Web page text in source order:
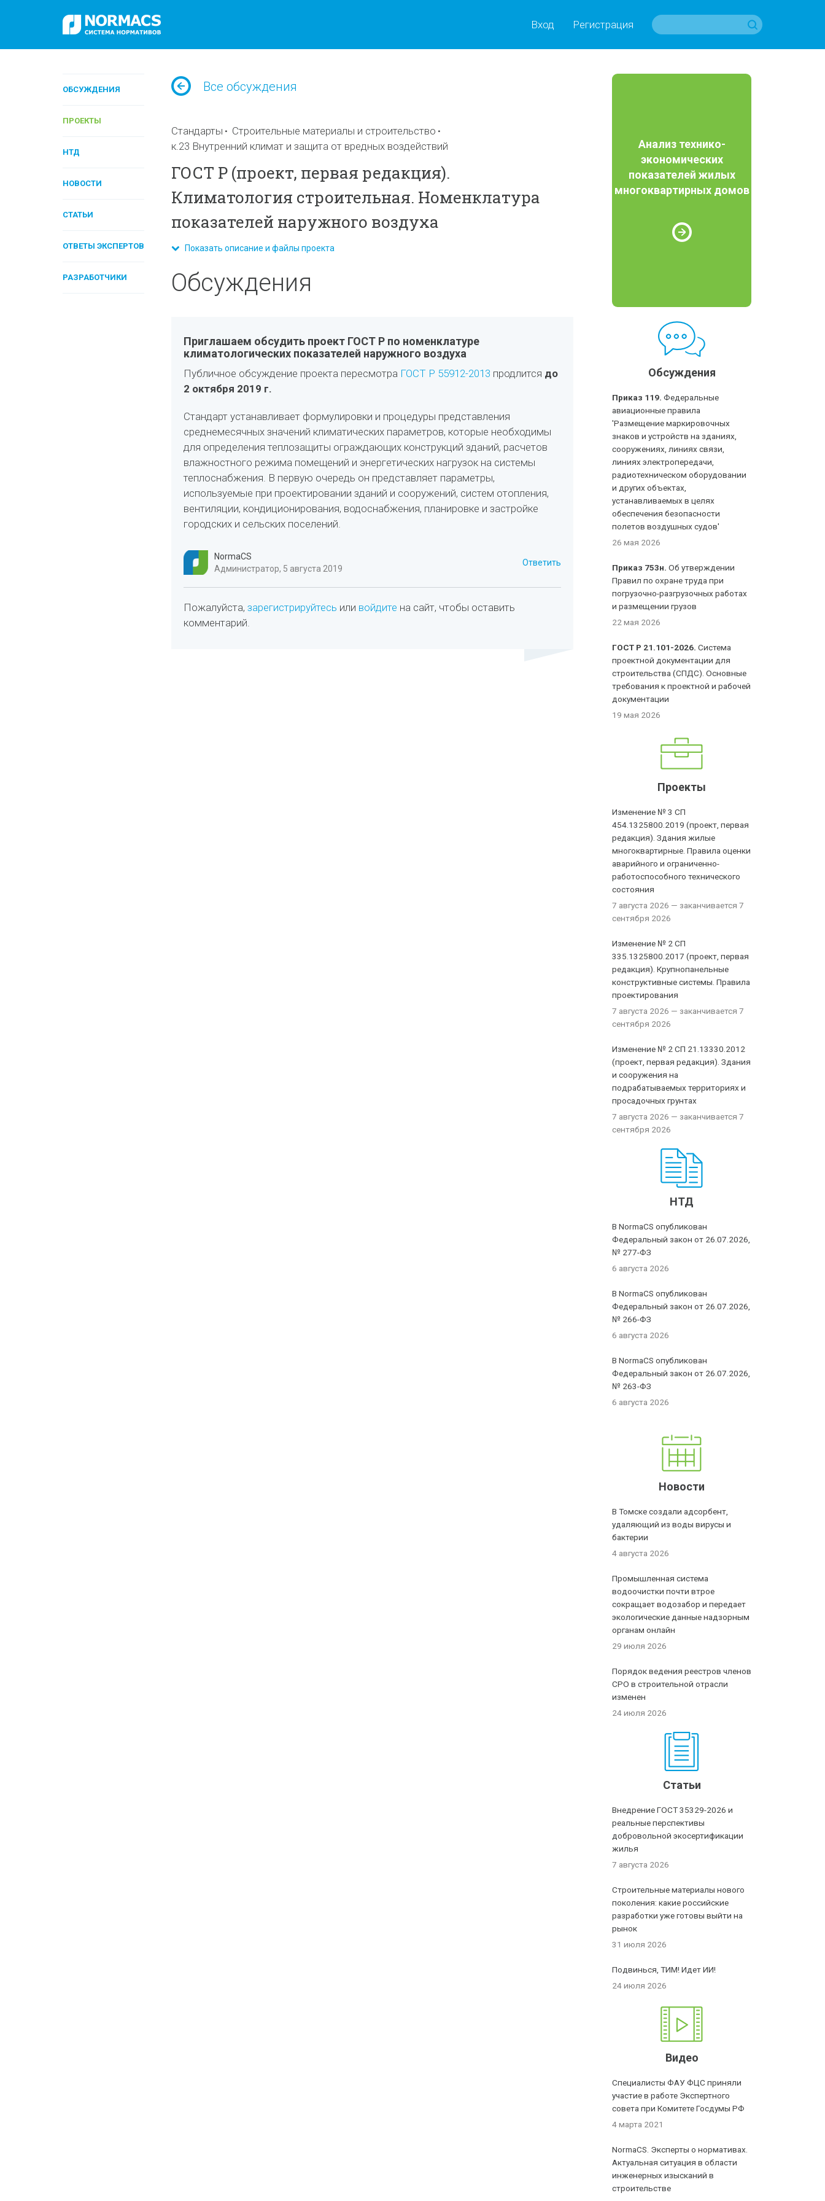
Вход Регистрация
ОБСУЖДЕНИЯ
ПРОЕКТЫ
НТД
НОВОСТИ
СТАТЬИ
ОТВЕТЫ ЭКСПЕРТОВ
РАЗРАБОТЧИКИ
Все обсуждения
Стандарты
Строительные материалы и строительство
к.23 Внутренний климат и защита от вредных воздействий
ГОСТ Р (проект, первая редакция).
Климатология строительная. Номенклатура
показателей наружного воздуха
Показать описание и файлы проекта
Обсуждения
Приглашаем обсудить проект ГОСТ Р по номенклатуре
климатологических показателей наружного воздуха
Публичное обсуждение проекта пересмотра ГОСТ Р 55912-2013 продлится до
2 октября 2019 г.
Стандарт устанавливает формулировки и процедуры представления
среднемесячных значений климатических параметров, которые необходимы
для определения теплозащиты ограждающих конструкций зданий, расчетов
влажностного режима помещений и энергетических нагрузок на системы
теплоснабжения. В первую очередь он представляет параметры,
используемые при проектировании зда­ний и сооружений, систем отопления,
венти­ляции, кондиционирования, водоснабжения, планировке и застройке
городских и сельс­ких поселений.
NormaCS
Администратор, 5 августа 2019
Ответить
Пожалуйста, зарегистрируйтесь или войдите на сайт, чтобы оставить
комментарий.
Анализ технико-
экономических
показателей жилых
многоквартирных домов
Обсуждения
Приказ 119. Федеральные
авиационные правила
'Размещение маркировочных
знаков и устройств на зданиях,
сооружениях, линиях связи,
линиях электропередачи,
радиотехническом оборудовании
и других объектах,
устанавливаемых в целях
обеспечения безопасности
полетов воздушных судов'
26 мая 2026
Приказ 753н. Об утверждении
Правил по охране труда при
погрузочно-разгрузочных работах
и размещении грузов
22 мая 2026
ГОСТ Р 21.101-2026. Система
проектной документации для
строительства (СПДС). Основные
требования к проектной и рабочей
документации
19 мая 2026
Проекты
Изменение № 3 СП
454.1325800.2019 (проект, первая
редакция). Здания жилые
многоквартирные. Правила оценки
аварийного и ограниченно-
работоспособного технического
состояния
7 августа 2026 — заканчивается 7
сентября 2026
Изменение № 2 СП
335.1325800.2017 (проект, первая
редакция). Крупнопанельные
конструктивные системы. Правила
проектирования
7 августа 2026 — заканчивается 7
сентября 2026
Изменение № 2 СП 21.13330.2012
(проект, первая редакция). Здания
и сооружения на
подрабатываемых территориях и
просадочных грунтах
7 августа 2026 — заканчивается 7
сентября 2026
НТД
В NormaCS опубликован
Федеральный закон от 26.07.2026,
№ 277-ФЗ
6 августа 2026
В NormaCS опубликован
Федеральный закон от 26.07.2026,
№ 266-ФЗ
6 августа 2026
В NormaCS опубликован
Федеральный закон от 26.07.2026,
№ 263-ФЗ
6 августа 2026
Новости
В Томске создали адсорбент,
удаляющий из воды вирусы и
бактерии
4 августа 2026
Промышленная система
водоочистки почти втрое
сокращает водозабор и передает
экологические данные надзорным
органам онлайн
29 июля 2026
Порядок ведения реестров членов
СРО в строительной отрасли
изменен
24 июля 2026
Статьи
Внедрение ГОСТ 35329-2026 и
реальные перспективы
добровольной экосертификации
жилья
7 августа 2026
Строительные материалы нового
поколения: какие российские
разработки уже готовы выйти на
рынок
31 июля 2026
Подвинься, ТИМ! Идет ИИ!
24 июля 2026
Видео
Специалисты ФАУ ФЦС приняли
участие в работе Экспертного
совета при Комитете Госдумы РФ
4 марта 2021
NormaCS. Эксперты о нормативах.
Актуальная ситуация в области
инженерных изысканий в
строительстве